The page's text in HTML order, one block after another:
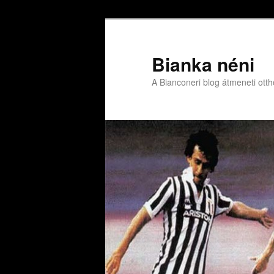
Bianka néni
A Bianconeri blog átmeneti